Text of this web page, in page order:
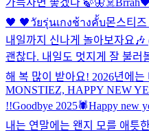
🖤 🖤วัยรุ่นเกงช้างคั้บ몬스티
내일까지 신나게 놀아보자요
괜찮다. 내일도 멋지게 잘 불러
해 복 많이 받아요! 2026년에
MONSTIEZ, HAPPY NEW
!!Goodbye 2025🕷️Happy new
내는 연말에는 왠지 모를 애틋